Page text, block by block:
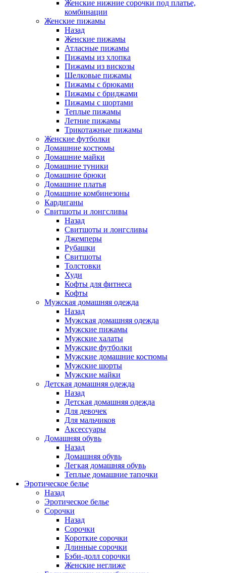
Женские нижние сорочки под платье,
комбинации
Женские пижамы
Назад
Женские пижамы
Атласные пижамы
Пижамы из хлопка
Пижамы из вискозы
Шелковые пижамы
Пижамы с брюками
Пижамы с бриджами
Пижамы с шортами
Теплые пижамы
Летние пижамы
Трикотажные пижамы
Женские футболки
Домашние костюмы
Домашние майки
Домашние туники
Домашние брюки
Домашние платья
Домашние комбинезоны
Кардиганы
Свитшоты и лонгсливы
Назад
Свитшоты и лонгсливы
Джемперы
Рубашки
Свитшоты
Толстовки
Худи
Кофты для фитнеса
Кофты
Мужская домашняя одежда
Назад
Мужская домашняя одежда
Мужские пижамы
Мужские халаты
Мужские футболки
Мужские домашние костюмы
Мужские шорты
Мужские майки
Детская домашняя одежда
Назад
Детская домашняя одежда
Для девочек
Для мальчиков
Аксессуары
Домашняя обувь
Назад
Домашняя обувь
Легкая домашняя обувь
Теплые домашние тапочки
Эротическое белье
Назад
Эротическое белье
Сорочки
Назад
Сорочки
Короткие сорочки
Длинные сорочки
Бэби-долл сорочки
Женские неглиже